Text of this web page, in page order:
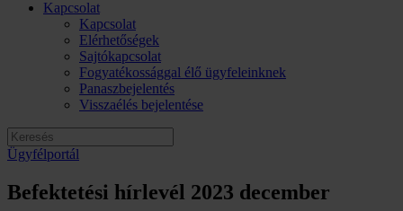
Kapcsolat
Kapcsolat
Elérhetőségek
Sajtókapcsolat
Fogyatékossággal élő ügyfeleinknek
Panaszbejelentés
Visszaélés bejelentése
Ügyfélportál
Befektetési hírlevél 2023 december